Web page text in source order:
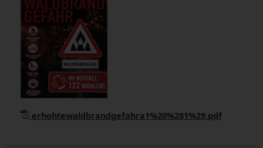
erhohtewaldbrandgefahra1%20%281%29.pdf